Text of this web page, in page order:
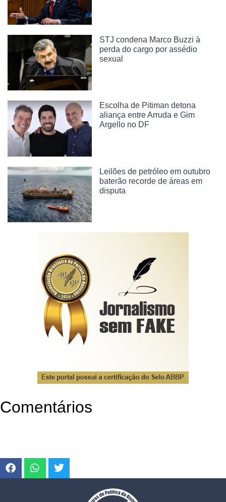
STJ condena Marco Buzzi à
perda do cargo por assédio
sexual
Escolha de Pitiman detona
aliança entre Arruda e Gim
Argello no DF
Leilões de petróleo em outubro
baterão recorde de áreas em
disputa
Comentários